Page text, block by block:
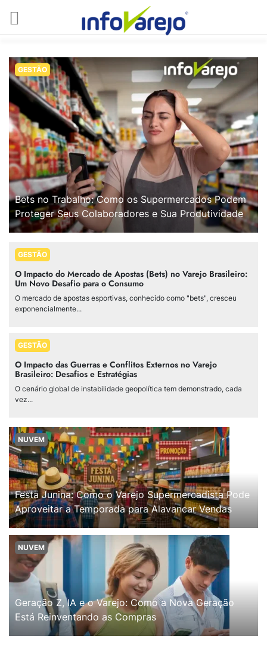
GESTÃO
Bets no Trabalho: Como os Supermercados Podem
Proteger Seus Colaboradores e Sua Produtividade
GESTÃO
O Impacto do Mercado de Apostas (Bets) no Varejo Brasileiro:
Um Novo Desafio para o Consumo
O mercado de apostas esportivas, conhecido como "bets", cresceu
exponencialmente...
GESTÃO
O Impacto das Guerras e Conflitos Externos no Varejo
Brasileiro: Desafios e Estratégias
O cenário global de instabilidade geopolítica tem demonstrado, cada
vez...
NUVEM
Festa Junina: Como o Varejo Supermercadista Pode
Aproveitar a Temporada para Alavancar Vendas
NUVEM
Geração Z, IA e o Varejo: Como a Nova Geração
Está Reinventando as Compras